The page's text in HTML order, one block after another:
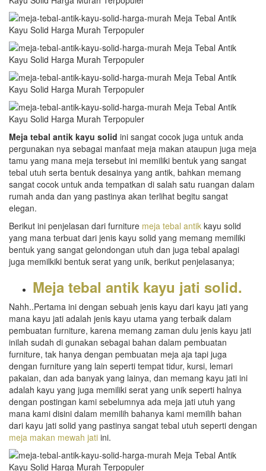
Meja tebal antik kayu solid ini sangat cocok juga untuk anda
pergunakan nya sebagai manfaat meja makan ataupun juga meja
tamu yang mana meja tersebut ini memiliki bentuk yang sangat
tebal utuh serta bentuk desainya yang antik, bahkan memang
sangat cocok untuk anda tempatkan di salah satu ruangan dalam
rumah anda dan yang pastinya akan terlihat begitu sangat
elegan.
Berikut ini penjelasan dari furniture meja tebal antik kayu solid
yang mana terbuat dari jenis kayu solid yang memang memiliki
bentuk yang sangat gelondongan utuh dan juga tebal apalagi
juga memilkiki bentuk serat yang unik, berikut penjelasanya;
Meja tebal antik kayu jati solid.
Nahh..Pertama ini dengan sebuah jenis kayu dari kayu jati yang
mana kayu jati adalah jenis kayu utama yang terbaik dalam
pembuatan furniture, karena memang zaman dulu jenis kayu jati
inilah sudah di gunakan sebagai bahan dalam pembuatan
furniture, tak hanya dengan pembuatan meja aja tapi juga
dengan furniture yang lain seperti tempat tidur, kursi, lemari
pakaian, dan ada banyak yang lainya, dan memang kayu jati ini
adalah kayu yang juga memiliki serat yang unik seperti halnya
dengan postingan kami sebelumnya ada meja jati utuh yang
mana kami disini dalam memilih bahanya kami memilih bahan
dari kayu jati solid yang pastinya sangat tebal utuh seperti dengan
meja makan mewah jati ini.